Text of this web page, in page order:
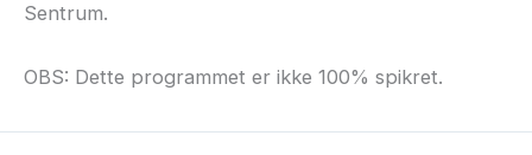
Sentrum.
OBS: Dette programmet er ikke 100% spikret.